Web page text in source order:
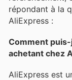
répondant à la
AliExpress :
Comment
achetant chez
AliExpress est